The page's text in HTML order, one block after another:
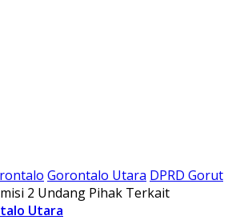
Gorontalo Utara DPRD Gorut
2 Undang Pihak Terkait
Utara